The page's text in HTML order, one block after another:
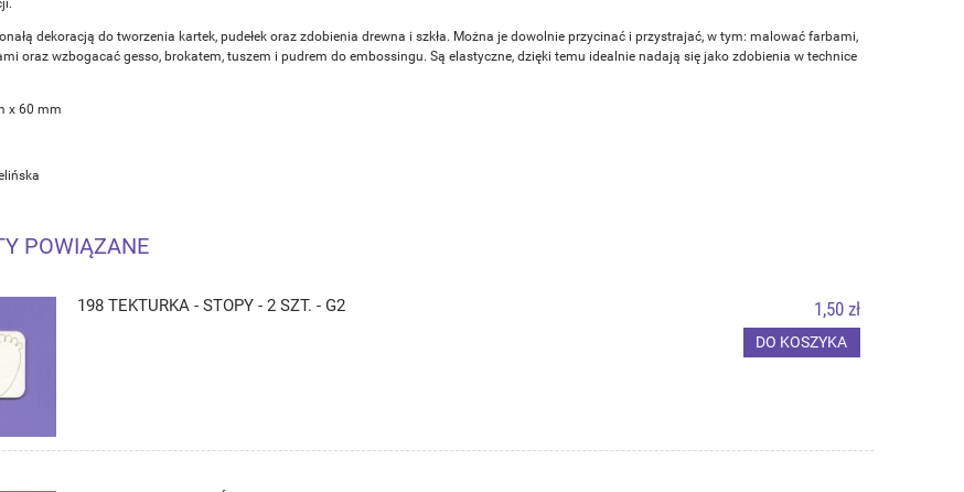
dekoracją do tworzenia kartek, pudełek oraz zdobienia drewna i szkła. Można je dowolnie przycinać i przystrajać, w tym: malować farbami,
oraz wzbogacać gesso, brokatem, tuszem i pudrem do embossingu. Są elastyczne, dzięki temu idealnie nadają się jako zdobienia w technice
x 60 mm
POWIĄZANE
198 TEKTURKA - STOPY - 2 SZT. - G2 1,50 zł
DO KOSZYKA